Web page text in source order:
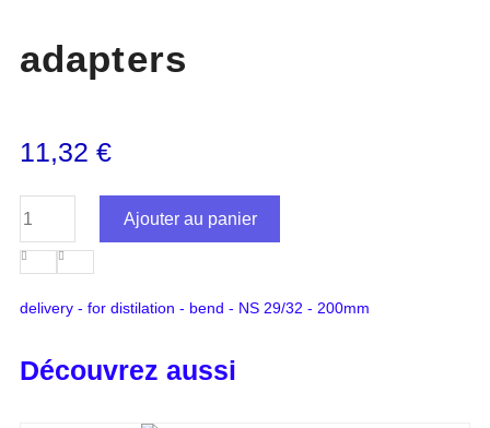
adapters
11,32 €
Ajouter au panier
delivery - for distilation - bend - NS 29/32 - 200mm
Découvrez aussi